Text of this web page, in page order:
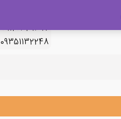
09120329397
09351132248